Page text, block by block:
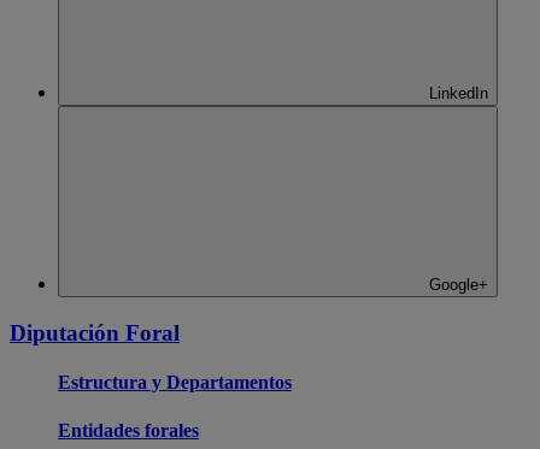
LinkedIn
Google+
Diputación Foral
Estructura y Departamentos
Entidades forales